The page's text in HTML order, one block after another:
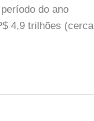
do ano
4,9 trilhões (cerca